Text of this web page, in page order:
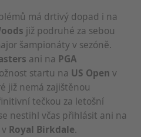
má drtivý dopad i na
již podruhé za sebou
šampionáty v sezóně.
ani na PGA
startu na US Open v
již nemá zajištěnou
tečkou za letošní
nestihl včas přihlásit ani na
v Royal Birkdale.